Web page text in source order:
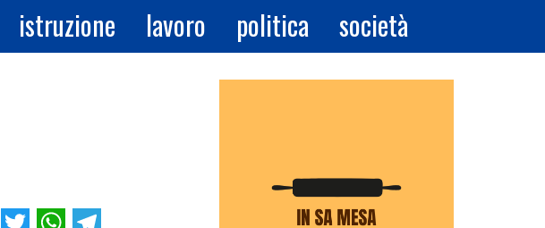
istruzione lavoro politica società
Facebook
TwitterWhatsApp